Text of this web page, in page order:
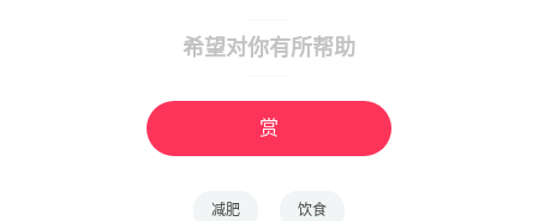
希望对你有所帮助
赏
减肥 饮食